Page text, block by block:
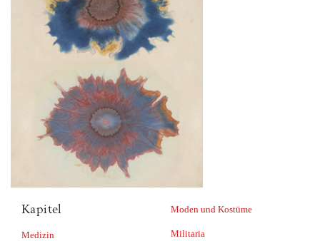
Kapitel
Medizin
Moden und Kostüme
Militaria